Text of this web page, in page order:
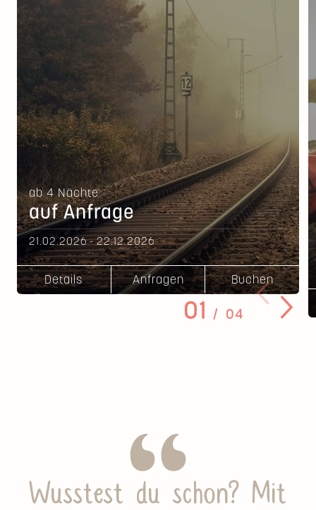
ab4Nächte
auf Anfrage
21.02.2026 - 22.12.2026
Details Anfragen Buchen
01 04
Wusstest du schon? Mit